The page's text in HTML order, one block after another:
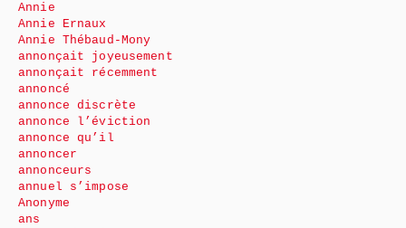
Annie
Annie Ernaux
Annie Thébaud-Mony
annonçait joyeusement
annonçait récemment
annoncé
annonce discrète
annonce l’éviction
annonce qu’il
annoncer
annonceurs
annuel s’impose
Anonyme
ans